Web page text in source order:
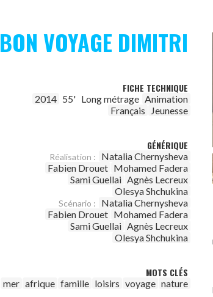
BON VOYAGE DIMITRI
FICHE TECHNIQUE
2014 55' Long métrage Animation
Français
Jeunesse
GÉNÉRIQUE
Réalisation :
Natalia Chernysheva
Fabien Drouet Mohamed Fadera
Sami Guellai Agnès Lecreux
Olesya Shchukina
Scénario :
Natalia Chernysheva
Fabien Drouet Mohamed Fadera
Sami Guellai Agnès Lecreux
Olesya Shchukina
MOTS CLÉS
mer afrique famille loisirs voyage nature